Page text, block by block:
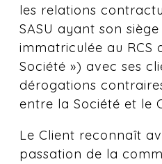
les relations
SASU ayant son
immatriculée au RCS
Société ») avec ses
dérogations
entre la Société et le
Le Client reconnaît
passation de la